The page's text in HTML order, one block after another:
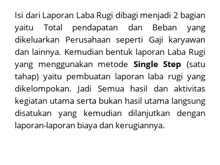
Isi dari Laporan Laba Rugi dibagi menjadi 2 bagian
yaitu Total pendapatan dan Beban yang
dikeluarkan Perusahaan seperti Gaji karyawan
dan lainnya. Kemudian bentuk laporan Laba Rugi
yang menggunakan metode Single Step (satu
tahap) yaitu pembuatan laporan laba rugi yang
dikelompokan. Jadi Semua hasil dan aktivitas
kegiatan utama serta bukan hasil utama langsung
disatukan yang kemudian dilanjutkan dengan
laporan-laporan biaya dan kerugiannya.